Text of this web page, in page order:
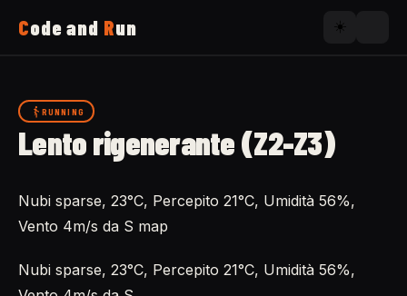
Code and Run ☀️
Running
Uses
Now
RUNNING
Lento rigenerante (Z2-Z3)
Nubi sparse, 23°C, Percepito 21°C, Umidità 56%,
Vento 4m/s da S map
Nubi sparse, 23°C, Percepito 21°C, Umidità 56%,